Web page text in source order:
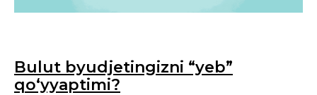
Bulut byudjetingizni “yeb”
qo‘yyaptimi?